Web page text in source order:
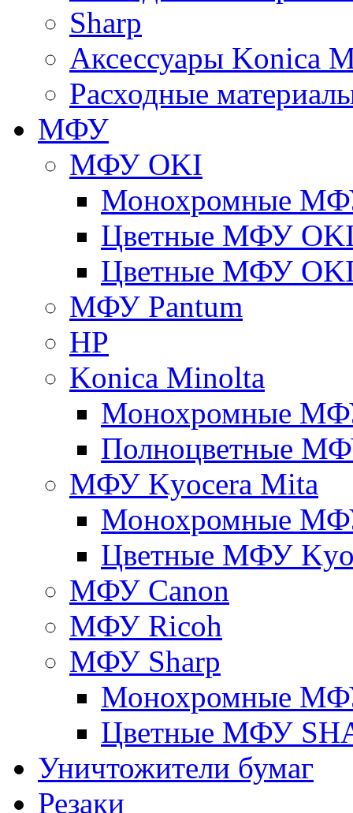
Sharp
Аксессуары Konica
Расходные
МФУ
МФУ OKI
Монохромные
Цветные МФУ
Цветные МФУ
МФУ Pantum
HP
Konica Minolta
Монохромные
Полноцветные
МФУ Kyocera Mita
Монохромные
Цветные МФУ
МФУ Canon
МФУ Ricoh
МФУ Sharp
Монохромные
Цветные МФУ
Уничтожители бумаг
Резаки